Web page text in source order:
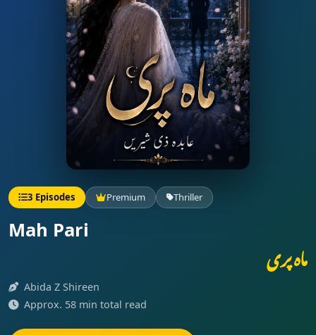
3 Episodes Premium Thriller
Mah Pari
ماہ پری
Abida Z Shireen
Approx. 58 min total read